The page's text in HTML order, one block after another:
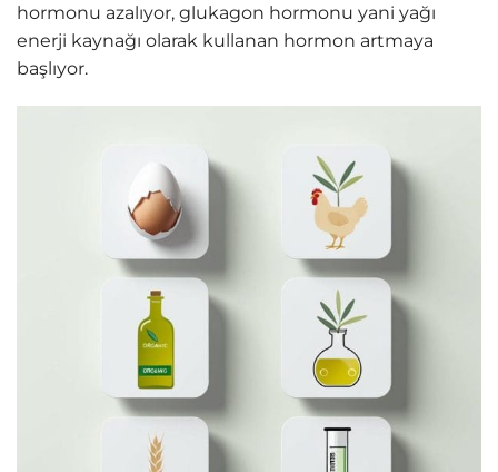
hormonu azalıyor, glukagon hormonu yani yağı
enerji kaynağı olarak kullanan hormon artmaya
başlıyor.